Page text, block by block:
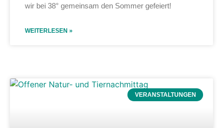
wir bei 38° gemeinsam den Sommer gefeiert!
WEITERLESEN »
VERANSTALTUNGEN